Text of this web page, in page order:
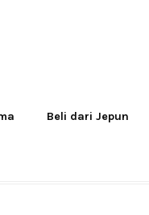
Beli dari Jepun